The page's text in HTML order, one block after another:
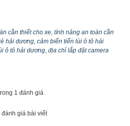
cần thiết cho xe, tính năng an toàn cần
hải dương, cảm biến tiến lùi ô tô hải
ô tô hải dương, địa chỉ lắp đặt camera
1 đánh giá
đánh giá bài viết